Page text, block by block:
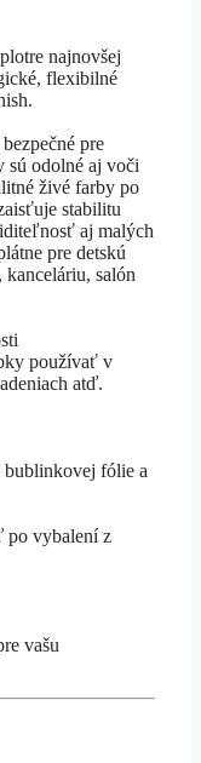
najnovšej
flexibilné
pre
sú odolné aj voči
živé farby po
stabilitu
aj malých
pre detskú
salón
používať v
atď.
bublinkovej fólie a
po vybalení z
vašu